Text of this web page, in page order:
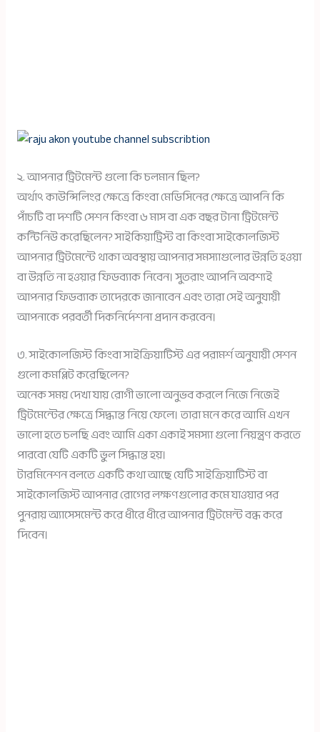
২. আপনার ট্রিটমেন্ট গুলো কি চলমান ছিল?
অর্থাৎ কাউন্সিলিংর ক্ষেত্রে কিংবা মেডিসিনের ক্ষেত্রে আপনি কি
পাঁচটি বা দশটি সেশন কিংবা ৬ মাস বা এক বছর টানা ট্রিটমেন্ট
কন্টিনিউ করেছিলেন? সাইকিয়াট্রিস্ট বা কিংবা সাইকোলজিস্ট
আপনার ট্রিটমেন্টে থাকা অবস্থায় আপনার সমস্যাগুলোর উন্নতি হওয়া
বা উন্নতি না হওয়ার ফিডব্যাক নিবেন। সুতরাং আপনি অবশ্যই
আপনার ফিডব্যাক তাদেরকে জানাবেন এবং তারা সেই অনুযায়ী
আপনাকে পরবর্তী দিকনির্দেশনা প্রদান করবেন।
৩. সাইকোলজিস্ট কিংবা সাইক্রিয়াটিস্ট এর পরামর্শ অনুযায়ী সেশন
গুলো কমপ্লিট করেছিলেন?
অনেক সময় দেখা যায় রোগী ভালো অনুভব করলে নিজে নিজেই
ট্রিটমেন্টের ক্ষেত্রে সিদ্ধান্ত নিয়ে ফেলে। তারা মনে করে আমি এখন
ভালো হতে চলছি এবং আমি একা একাই সমস্যা গুলো নিয়ন্ত্রণ করতে
পারবো যেটি একটি ভুল সিদ্ধান্ত হয়।
টারমিনেশন বলতে একটি কথা আছে যেটি সাইক্রিয়াটিস্ট বা
সাইকোলজিস্ট আপনার রোগের লক্ষণগুলোর কমে যাওয়ার পর
পুনরায় অ্যাসেসমেন্ট করে ধীরে ধীরে আপনার ট্রিটমেন্ট বন্ধ করে
দিবেন।